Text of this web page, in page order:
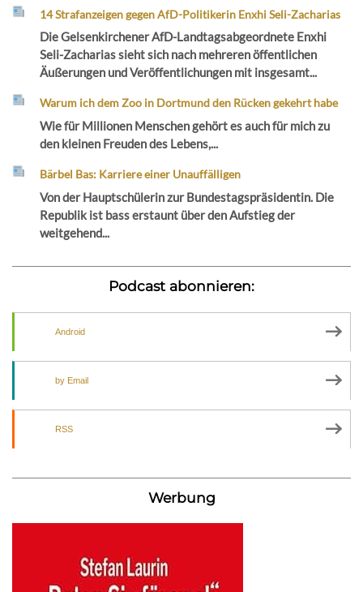
14 Strafanzeigen gegen AfD-Politikerin Enxhi Seli-Zacharias
Die Gelsenkirchener AfD-Landtagsabgeordnete Enxhi
Seli-Zacharias sieht sich nach mehreren öffentlichen
Äußerungen und Veröffentlichungen mit insgesamt...
Warum ich dem Zoo in Dortmund den Rücken gekehrt habe
Wie für Millionen Menschen gehört es auch für mich zu
den kleinen Freuden des Lebens,...
Bärbel Bas: Karriere einer Unauffälligen
Von der Hauptschülerin zur Bundestagspräsidentin. Die
Republik ist bass erstaunt über den Aufstieg der
weitgehend...
Podcast abonnieren:
Android
by Email
RSS
Werbung